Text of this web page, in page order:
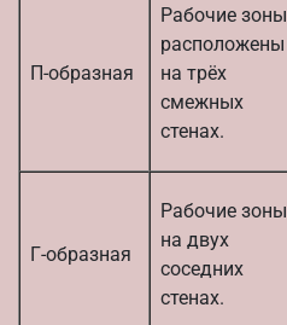
П-образная
Рабочие зоны
расположены
на трёх
смежных
стенах.
Г-образная
Рабочие зоны
на двух
соседних
стенах.